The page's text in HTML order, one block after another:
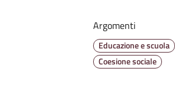
Argomenti
Educazione e scuola
Coesione sociale